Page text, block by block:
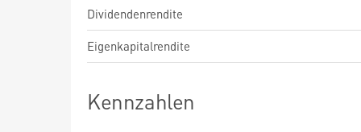
Dividendenrendite
Eigenkapitalrendite
Kennzahlen